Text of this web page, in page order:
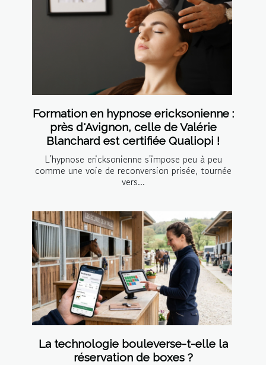
Formation en hypnose ericksonienne :
près d'Avignon, celle de Valérie
Blanchard est certifiée Qualiopi !
L'hypnose ericksonienne s'impose peu à peu
comme une voie de reconversion prisée, tournée
vers...
La technologie bouleverse-t-elle la
réservation de boxes ?